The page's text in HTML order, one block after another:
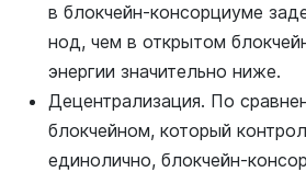
в блокчейн-консорциуме
нод, чем в открытом
энергии значительно ниже.
Децентрализация. По
блокчейном, который
единолично, блокчейн-